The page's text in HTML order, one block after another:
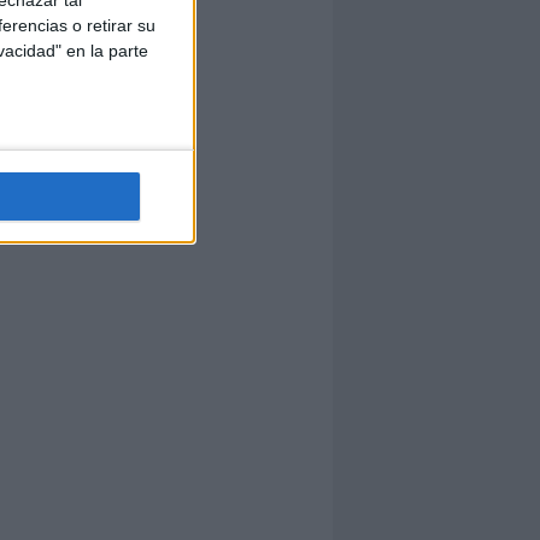
o retirar su
en la parte